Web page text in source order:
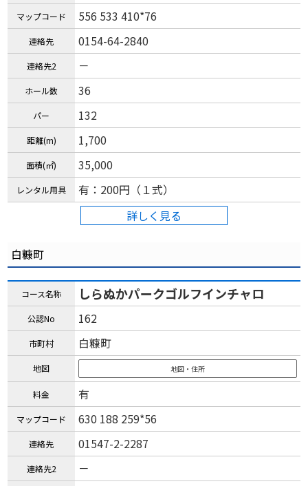
マップコード 556 533 410*76
連絡先 0154-64-2840
連絡先2 －
ホール数 36
パー 132
距離(m) 1,700
面積(㎡) 35,000
レンタル用具
有：200円（１式）
詳しく見る
白糠町
コース名称 しらぬかパークゴルフインチャロ
公認No 162
市町村 白糠町
地図 地図・住所
料金 有
マップコード 630 188 259*56
連絡先 01547-2-2287
連絡先2 －